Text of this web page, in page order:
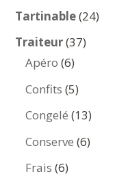
Tartinable 2424
Traiteur 3737
Apéro 66
produits
Confits 55
produits
Congelé 1313
produits
Conserve 66
Frais 66